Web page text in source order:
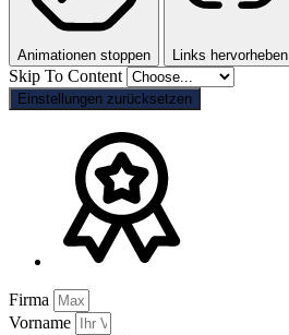
Animationen stoppen Links hervorheben
Skip To Content
Einstellungen zurücksetzen
Firma
Vorname